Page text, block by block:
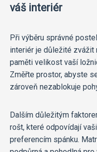
váš interiér
Při výběru správné
interiér je důležité zvážit
paměti velikost vaší
Změřte prostor, abyste
zároveň nezablokuje
Dalším důležitým
rošt, které odpovídají
preferencím spánku.